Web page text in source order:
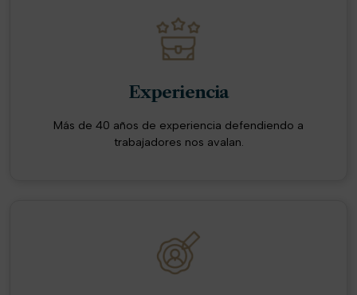
Experiencia
Más de 40 años de experiencia defendiendo a
trabajadores nos avalan.